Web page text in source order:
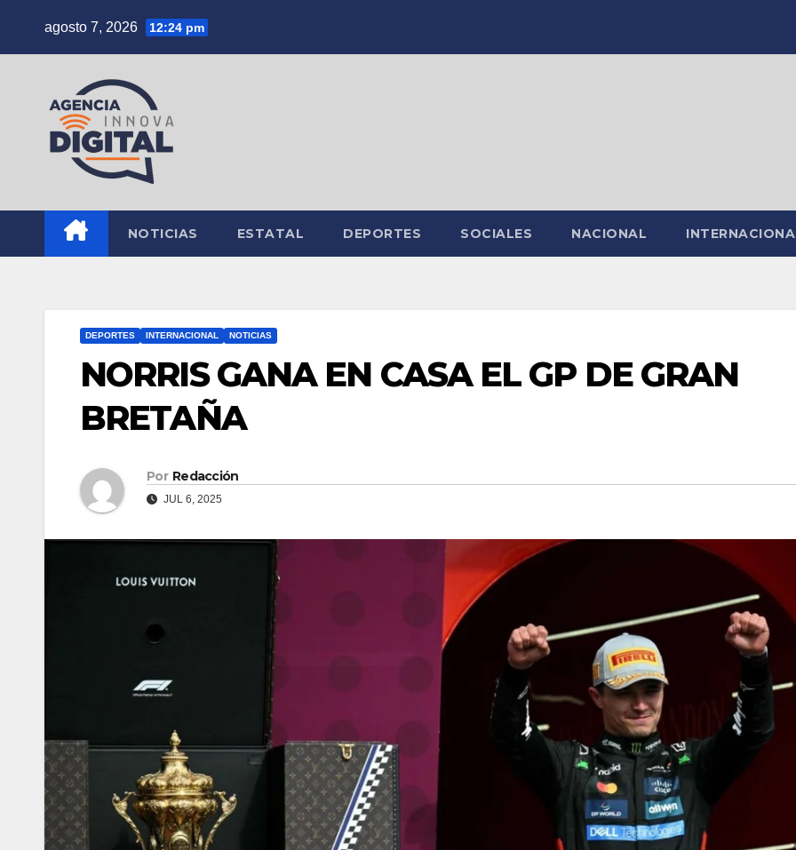
agosto 7, 2026 12:24 pm
NOTICIAS ESTATAL DEPORTES SOCIALES NACIONAL
DEPORTES INTERNACIONAL NOTICIAS
NORRIS GANA EN CASA EL GP DE GRAN
BRETAÑA
Por Redacción
JUL 6, 2025